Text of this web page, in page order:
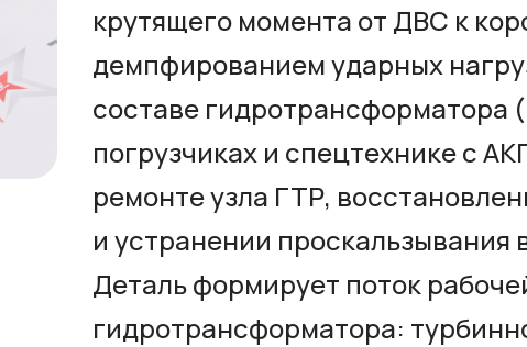
крутящего момента от ДВС к
демпфированием ударных
составе гидротрансформатора
погрузчиках и спецтехнике с
ремонте узла ГТР,
и устранении проскальзывания
Деталь формирует поток
гидротрансформатора: